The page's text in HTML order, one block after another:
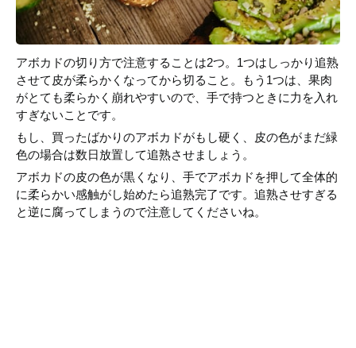
アボカドの切り方で注意することは2つ。1つはしっかり追熟
させて皮が柔らかくなってから切ること。もう1つは、果肉
がとても柔らかく崩れやすいので、手で持つときに力を入れ
すぎないことです。
もし、買ったばかりのアボカドがもし硬く、皮の色がまだ緑
色の場合は数日放置して追熟させましょう。
アボカドの皮の色が黒くなり、手でアボカドを押して全体的
に柔らかい感触がし始めたら追熟完了です。追熟させすぎる
と逆に腐ってしまうので注意してくださいね。